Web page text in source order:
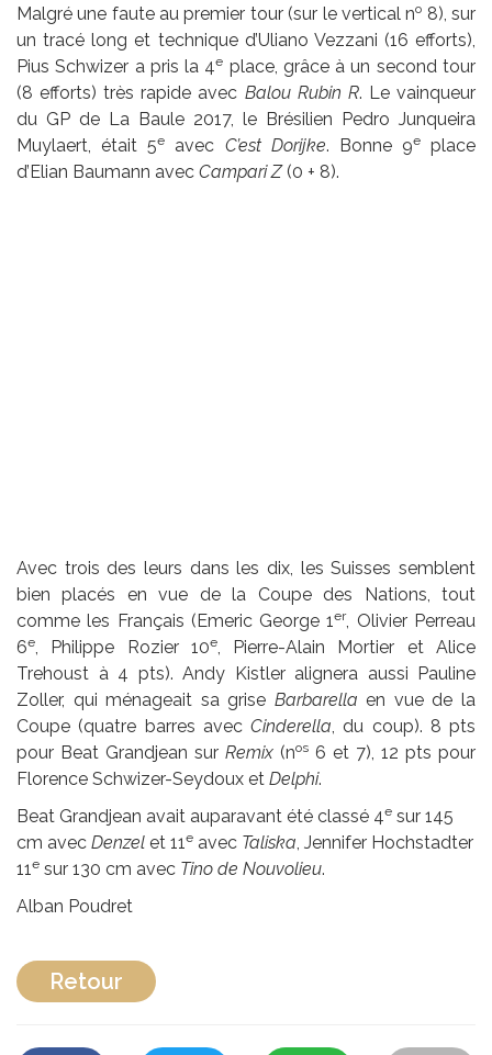
Malgré une faute au premier tour (sur le vertical no 8), sur
un tracé long et technique d’Uliano Vezzani (16 efforts),
Pius Schwizer a pris la 4e place, grâce à un second tour
(8 efforts) très rapide avec Balou Rubin R. Le vainqueur
du GP de La Baule 2017, le Brésilien Pedro Junqueira
Muylaert, était 5e avec C’est Dorijke. Bonne 9eplace
d’Elian Baumann avec Campari Z(0 + 8).
Avec trois des leurs dans les dix, les Suisses semblent
bien placés en vue de la Coupe des Nations, tout
comme les Français (Emeric George 1er, Olivier Perreau
6e, Philippe Rozier 10e, Pierre-Alain Mortier et Alice
Trehoust à 4 pts). Andy Kistler alignera aussi Pauline
Zoller, qui ménageait sa grise Barbarella en vue de la
Coupe (quatre barres avec Cinderella, du coup). 8 pts
pour Beat Grandjean sur Remix (nos 6 et 7), 12 pts pour
Florence Schwizer-Seydoux et Delphi.
Beat Grandjean avait auparavant été classé 4e sur 145
cm avec Denzel et 11e avec Taliska, Jennifer Hochstadter
11e sur 130 cm avec Tino de Nouvolieu.
Alban Poudret
Retour